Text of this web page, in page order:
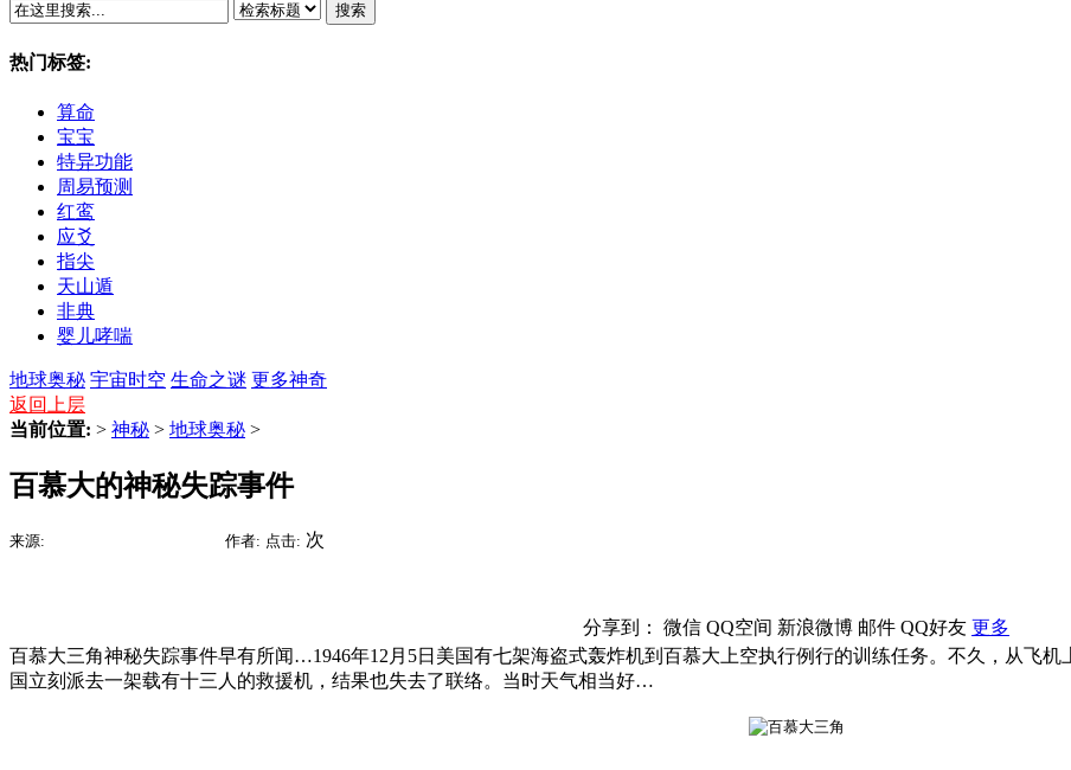
搜索
热门标签:
算命
宝宝
特异功能
周易预测
红鸾
应爻
指尖
天山遁
非典
婴儿哮喘
地球奥秘 宇宙时空 生命之谜 更多神奇
返回上层
当前位置: > 神秘 > 地球奥秘 >
百慕大的神秘失踪事件
来源: 作者: 点击: 次
分享到： 微信 QQ空间 新浪微博 邮件 QQ好友 更多
百慕大三角神秘失踪事件早有所闻…1946年12月5日美国有七架海盗式轰炸机到百慕大上空执行例行的训练任务。不久，从飞
国立刻派去一架载有十三人的救援机，结果也失去了联络。当时天气相当好…